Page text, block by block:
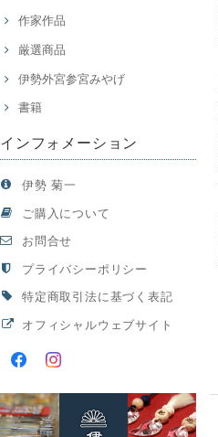
作家作品
厳選商品
伊勢外宮参宮みやげ
書籍
インフォメーション
伊勢 菊一
ご購入について
お問合せ
プライバシーポリシー
特定商取引法に基づく表記
オフィシャルウェブサイト